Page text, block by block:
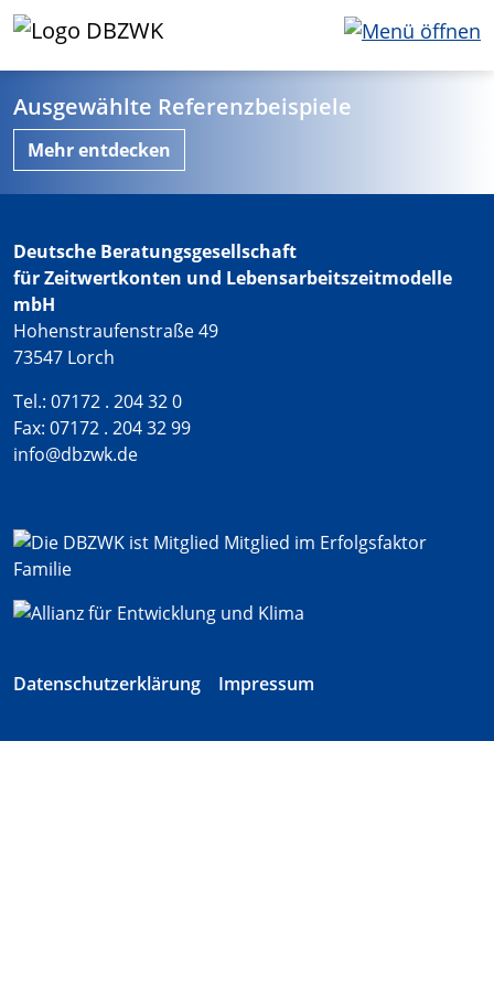
Ausgewählte Referenzbeispiele
Mehr entdecken
Deutsche Beratungsgesellschaft
für Zeitwertkonten und Lebensarbeitszeitmodelle
mbH
Hohenstraufenstraße 49
73547 Lorch
Tel.: 07172 . 204 32 0
Fax: 07172 . 204 32 99
info@dbzwk.de
Datenschutzerklärung Impressum